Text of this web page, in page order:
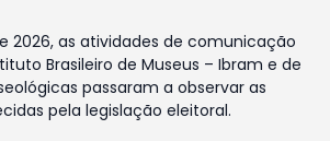
2026, as atividades de comunicação
Brasileiro de Museus – Ibram e de
passaram a observar as
pela legislação eleitoral.